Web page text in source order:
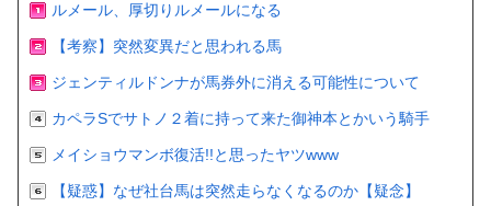
ルメール、厚切りルメールになる
【考察】突然変異だと思われる馬
ジェンティルドンナが馬券外に消える可能性について
カペラSでサトノ２着に持って来た御神本とかいう騎手
メイショウマンボ復活!!と思ったヤツwww
【疑惑】なぜ社台馬は突然走らなくなるのか【疑念】